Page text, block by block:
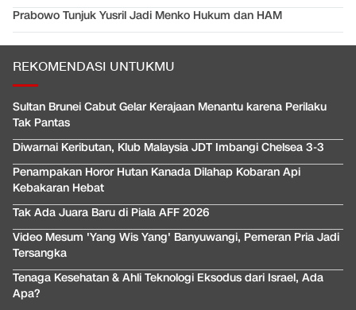
Prabowo Tunjuk Yusril Jadi Menko Hukum dan HAM
REKOMENDASI UNTUKMU
Sultan Brunei Cabut Gelar Kerajaan Menantu karena Perilaku
Tak Pantas
Diwarnai Keributan, Klub Malaysia JDT Imbangi Chelsea 3-3
Penampakan Horor Hutan Kanada Dilahap Kobaran Api
Kebakaran Hebat
Tak Ada Juara Baru di Piala AFF 2026
Video Mesum 'Yang Wis Yang' Banyuwangi, Pemeran Pria Jadi
Tersangka
Tenaga Kesehatan & Ahli Teknologi Eksodus dari Israel, Ada
Apa?